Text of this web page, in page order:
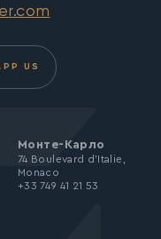
US
Монте-Карло
74 Boulevard d’Italie,
Monaco
+33 749 41 21 53